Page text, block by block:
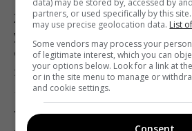
Женщины с дипломами
успешных мужчин без
образования, –
23:24 четверг, 06 августа 2026
Украина ставит Путина на
data) may be stored by, accessed by
partners, or used specifically by this
may use precise geolocation data. List
Some vendors may process your
of legitimate interest, which you can
your options below. Look for a link at
or in the site menu to manage or
and cookie settings.